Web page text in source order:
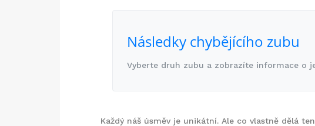
Následky chybějícího zubu
Vyberte druh zubu a zobrazíte informace o
Každý náš úsměv je unikátní. Ale co vlastně dělá